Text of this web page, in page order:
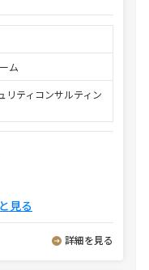
ム
リティコンサルティン
見る
詳細を見る